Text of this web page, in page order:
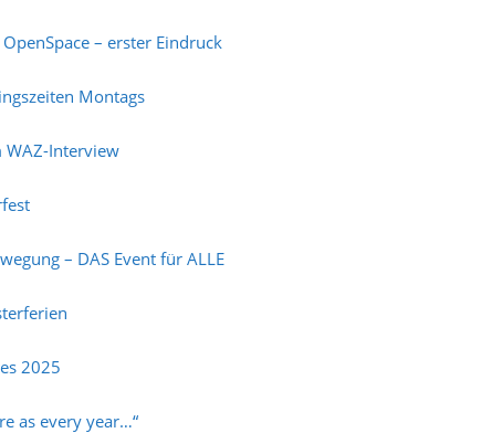
– erster Eindruck
Montags
WAZ-Interview
– DAS Event für ALLE
2025
as every year…“